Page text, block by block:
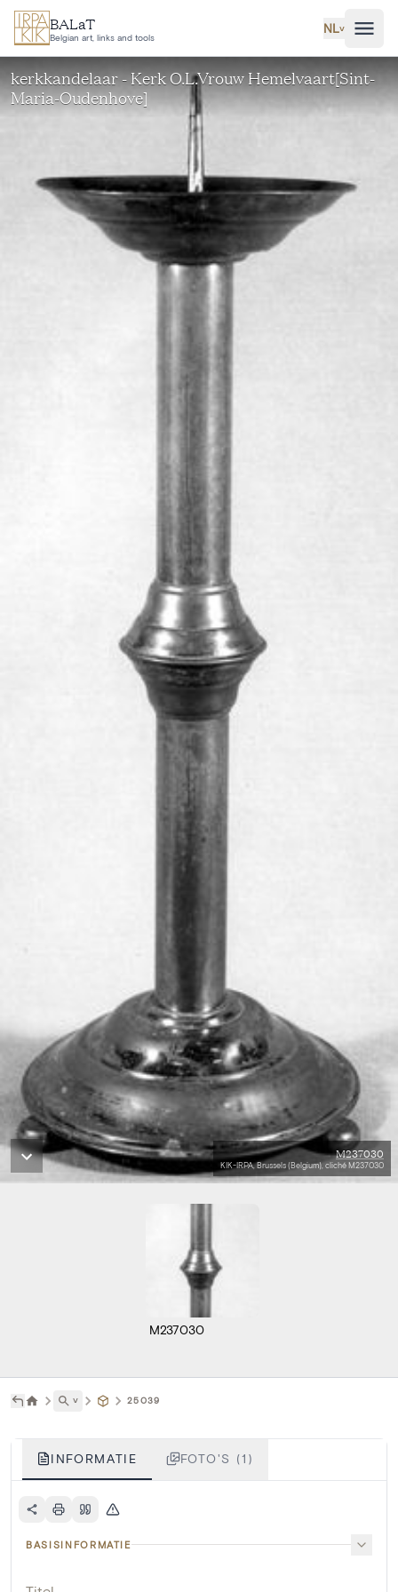
Ga naar hoofdinhoud
BALaT
Belgian art, links and tools
NL˅
kerkkandelaar - Kerk O.L.Vrouw Hemelvaart[Sint-
Maria-Oudenhove]
M237030
KIK-IRPA, Brussels (Belgium), cliché M237030
M237030
˅ 25039
INFORMATIE FOTO'S (1)
BASISINFORMATIE